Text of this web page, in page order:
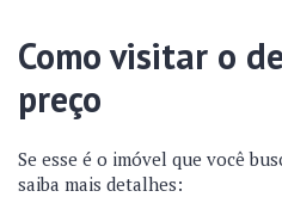
Como visitar o
preço
Se esse é o imóvel que você
saiba mais detalhes: